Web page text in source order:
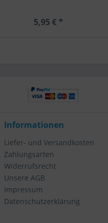
5,95 € *
Informationen
Liefer- und Versandkosten
Zahlungsarten
Widerrufsrecht
Unsere AGB
Impressum
Datenschutzerklärung